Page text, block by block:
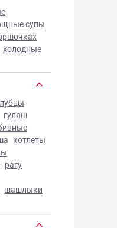
супы
холодные
гуляш
котлеты
рагу
шашлыки